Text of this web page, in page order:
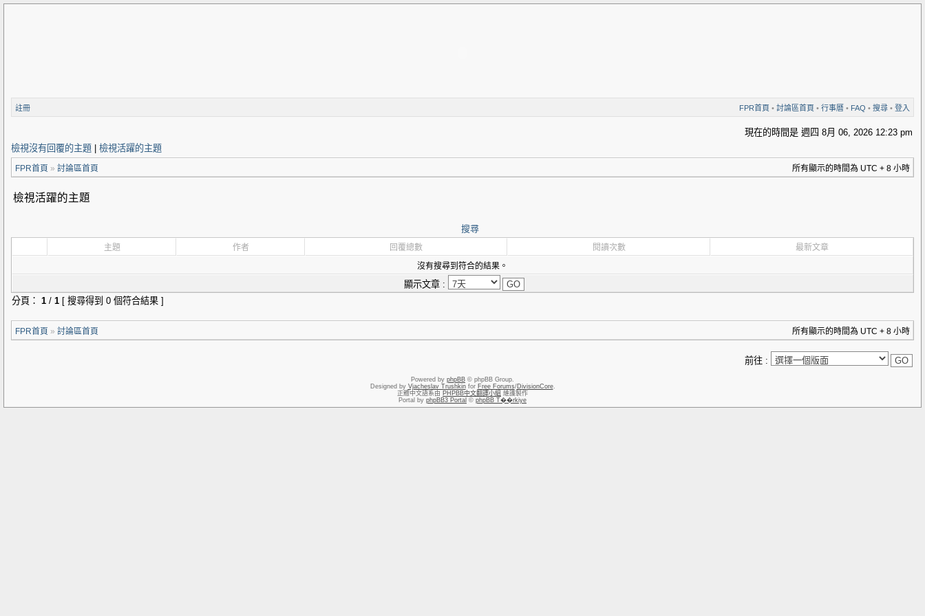
FPR首頁 • 討論區首頁 • 行事曆 • FAQ • 搜尋 • 登入
註冊
現在的時間是 週四 8月 06, 2026 12:23 pm
檢視沒有回覆的主題
檢視活躍的主題
FPR首頁 » 討論區首頁 所有顯示的時間為 UTC + 8 小時
檢視活躍的主題
搜尋
主題 作者 回覆總數 閱讀次數
最新文章
沒有搜尋到符合的結果。
顯示文章 :
分頁： 1 / 1 [ 搜尋得到 0 個符合結果 ]
FPR首頁 » 討論區首頁 所有顯示的時間為 UTC + 8 小時
前往 :
Powered by phpBB © phpBB Group.
Designed by Vjacheslav Trushkinfor Free Forums/DivisionCore.
正體中文語系由 PHPBB中文翻譯小組 維護製作
Portal by phpBB3 Portal © phpBB T��rkiye